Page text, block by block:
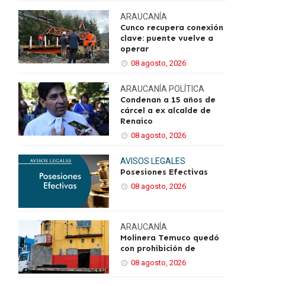
ARAUCANÍA
Cunco recupera conexión
clave: puente vuelve a
operar
08 agosto, 2026
ARAUCANÍA POLÍTICA
Condenan a 15 años de
cárcel a ex alcalde de
Renaico
08 agosto, 2026
AVISOS LEGALES
Posesiones Efectivas
08 agosto, 2026
ARAUCANÍA
Molinera Temuco quedó
con prohibición de
08 agosto, 2026